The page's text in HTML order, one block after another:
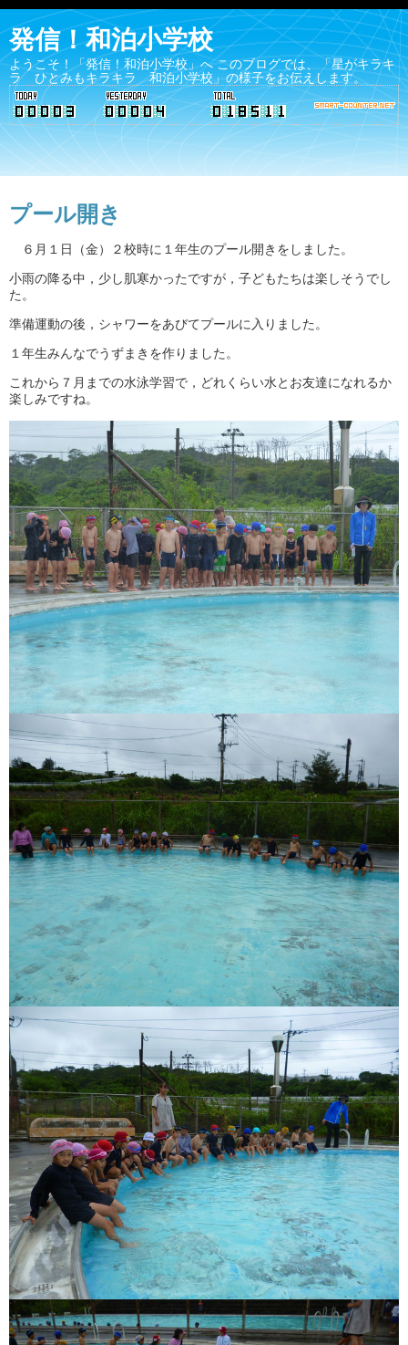
発信！和泊小学校
ようこそ！「発信！和泊小学校」へ このブログでは、「星がキラキ
ラ ひとみもキラキラ 和泊小学校」の様子をお伝えします。
プール開き
６月１日（金）２校時に１年生のプール開きをしました。
小雨の降る中，少し肌寒かったですが，子どもたちは楽しそうでし
た。
準備運動の後，シャワーをあびてプールに入りました。
１年生みんなでうずまきを作りました。
これから７月までの水泳学習で，どれくらい水とお友達になれるか
楽しみですね。